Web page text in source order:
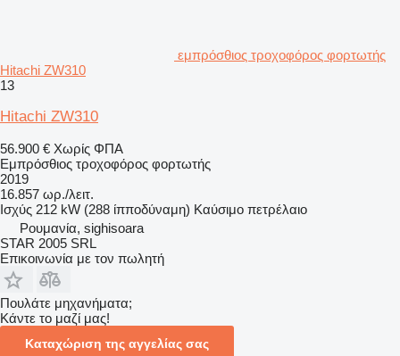
εμπρόσθιος τροχοφόρος φορτωτής
Hitachi ZW310
13
Hitachi ZW310
56.900 € Χωρίς ΦΠΑ
Εμπρόσθιος τροχοφόρος φορτωτής
2019
16.857 ωρ./λειτ.
Ισχύς 212 kW (288 ίπποδύναμη) Καύσιμο πετρέλαιο
Ρουμανία, sighisoara
STAR 2005 SRL
Επικοινωνία με τον πωλητή
Πουλάτε μηχανήματα;
Κάντε το μαζί μας!
Καταχώριση της αγγελίας σας